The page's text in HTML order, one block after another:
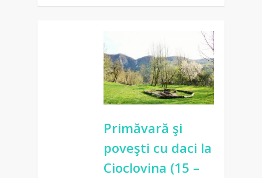
Primăvară şi
poveşti cu daci la
Cioclovina (15 –